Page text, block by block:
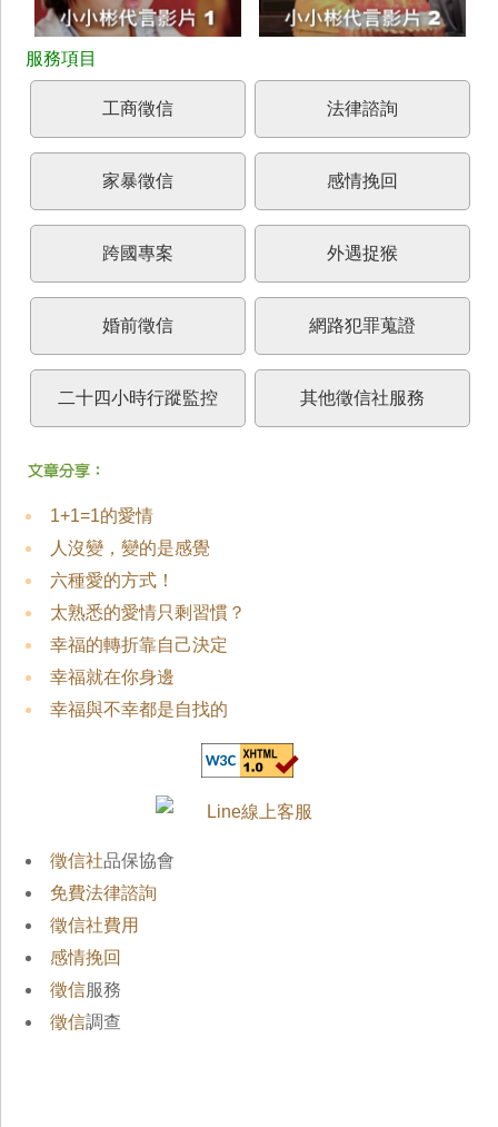
工商徵信 法律諮詢
家暴徵信 感情挽回
跨國專案 外遇捉猴
婚前徵信 網路犯罪蒐證
二十四小時行蹤監控 其他徵信社服務
1+1=1的愛情
人沒變，變的是感覺
六種愛的方式！
太熟悉的愛情只剩習慣？
幸福的轉折靠自己決定
幸福就在你身邊
幸福與不幸都是自找的
徵信社品保協會
免費法律諮詢
徵信社費用
感情挽回
徵信服務
徵信調查